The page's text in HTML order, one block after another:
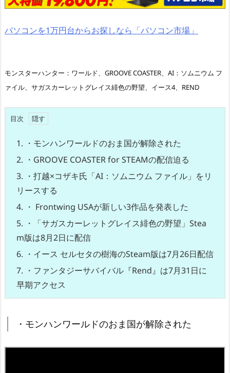
パソコンを1万円台からお探しなら「パソコン市場」
モンスターハンター：ワールド、GROOVE COASTER、AI：ソムニウム フ
ァイル、サガスカーレットグレイス緋色の野望、イース4、REND
目次
1. ・モンハンワールドのおま国が解除された
2. ・GROOVE COASTER for STEAMの配信迫る
3. ・打越×コザキ氏「AI：ソムニウム ファイル」をリ
リースする
4. ・ Frontwing USAが新しい3作品を発表した
5. ・「サガスカーレットグレイス緋色の野望」Stea
m版は8月2日に配信
6. ・イース セルセタの樹海のSteam版は7月26日配信
7. ・ファンタジーサバイバル『Rend』は7月31日に
早期アクセス
・モンハンワールドのおま国が解除された